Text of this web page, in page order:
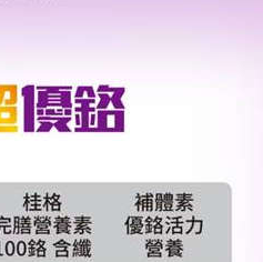
形，恩沛科技股份有限公司將有權停止該
動。